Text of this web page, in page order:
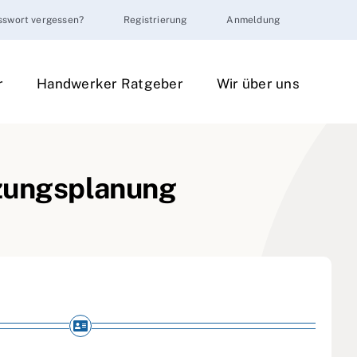
vergessen? Registrierung Anmeldung
Handwerker Ratgeber Wir über uns